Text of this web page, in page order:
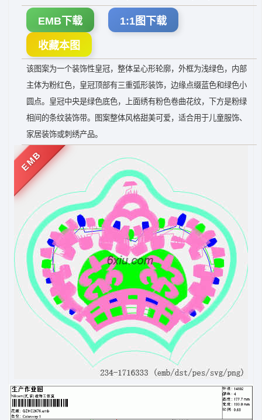
EMB下载 1:1图下载
收藏本图
该图案为一个装饰性皇冠，整体呈心形轮廓，外框为浅绿色，内部
主体为粉红色，皇冠顶部有三重弧形装饰，边缘点缀蓝色和绿色小
圆点。皇冠中央是绿色底色，上面绣有粉色卷曲花纹，下方是粉绿
相间的条纹装饰带。图案整体风格甜美可爱，适合用于儿童服饰、
家居装饰或刺绣产品。
EMB